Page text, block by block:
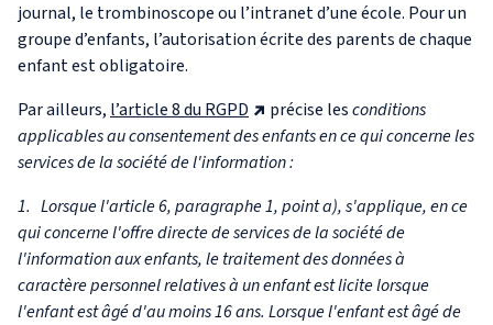
journal, le trombinoscope ou l’intranet d’une école. Pour un
groupe d’enfants, l’autorisation écrite des parents de chaque
enfant est obligatoire.
Par ailleurs, l’article 8 du RGPD précise lesconditions
applicables au consentement des enfants en ce qui concerne les
services de la société de l'information :
1. Lorsque l'article 6, paragraphe 1, point a), s'applique, en ce
qui concerne l'offre directe de services de la société de
l'information aux enfants, le traitement des données à
caractère personnel relatives à un enfant est licite lorsque
l'enfant est âgé d'au moins 16 ans. Lorsque l'enfant est âgé de